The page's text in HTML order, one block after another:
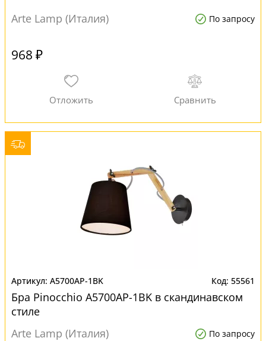
Arte Lamp (Италия) По запросу
968 ₽
A5700AP-1BK 55561
Бра Pinocchio A5700AP-1BK в скандинавском
стиле
Arte Lamp (Италия)
По запросу